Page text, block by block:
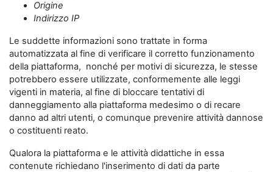
Origine
Indirizzo IP
Le suddette informazioni sono trattate in forma
automatizzata al fine di verificare il corretto funzionamento
della piattaforma, nonché per motivi di sicurezza, le stesse
potrebbero essere utilizzate, conformemente alle leggi
vigenti in materia, al fine di bloccare tentativi di
danneggiamento alla piattaforma medesimo o di recare
danno ad altri utenti, o comunque prevenire attività dannose
o costituenti reato.
Qualora la piattaforma e le attività didattiche in essa
contenute richiedano l'inserimento di dati da parte